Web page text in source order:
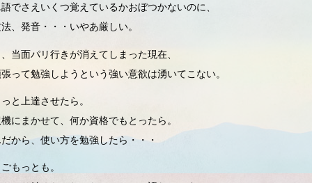
でさえいくつ覚えているかおぼつかないのに、
、発音・・・いやあ厳しい。
当面パリ行きが消えてしまった現在、
って勉強しようという強い意欲は湧いてこない。
と上達させたら。
にまかせて、何か資格でもとったら。
から、使い方を勉強したら・・・
もっとも。